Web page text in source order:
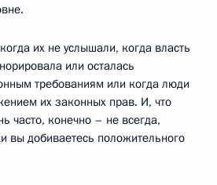
их не услышали, когда власть
или осталась
требованиям или когда люди
их законных прав. И, что
часто, конечно – не всегда,
вы добиваетесь положительного